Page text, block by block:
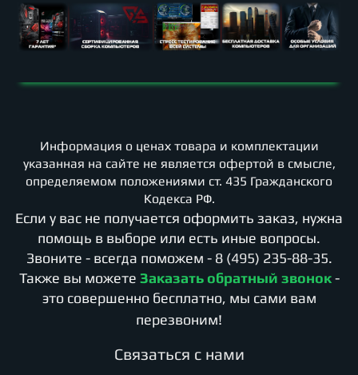
Информация о ценах товара и комплектации
указанная на сайте не является офертой в смысле,
определяемом положениями ст. 435 Гражданского
Кодекса РФ.
Если у вас не получается оформить заказ, нужна
помощь в выборе или есть иные вопросы.
Звоните - всегда поможем - 8 (495) 235-88-35.
Также вы можете Заказать обратный звонок -
это совершенно бесплатно, мы сами вам
перезвоним!
Cвязаться с нами